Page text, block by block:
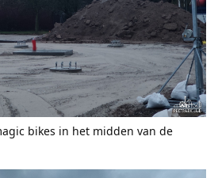
bikes in het midden van de